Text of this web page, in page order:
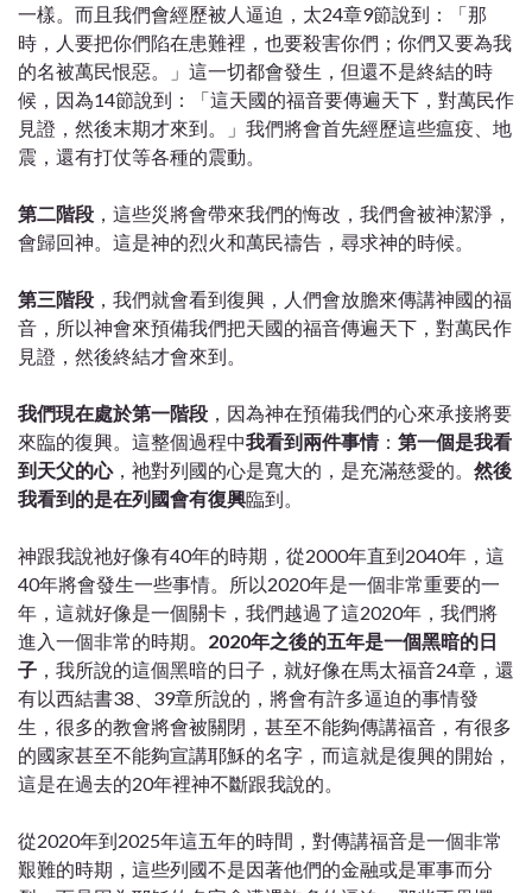
一樣。而且我們會經歷被人逼迫，太24章9節說到：「那
時，人要把你們陷在患難裡，也要殺害你們；你們又要為我
的名被萬民恨惡。」這一切都會發生，但還不是終結的時
候，因為14節說到：「這天國的福音要傳遍天下，對萬民作
見證，然後末期才來到。」我們將會首先經歷這些瘟疫、地
震，還有打仗等各種的震動。
第二階段 ，這些災將會帶來我們的悔改，我們會被神潔淨，
會歸回神。這是神的烈火和萬民禱告，尋求神的時候。
第三階段 ，我們就會看到復興，人們會放膽來傳講神國的福
音，所以神會來預備我們把天國的福音傳遍天下，對萬民作
見證，然後終結才會來到。
我們現在處於第一階段 ，因為神在預備我們的心來承接將要
來臨的復興。這整個過程中我看到兩件事情： 第一個是我看
到天父的心，祂對列國的心是寬大的，是充滿慈愛的。 然後
我看到的是在列國會有復興臨到。
神跟我說祂好像有40年的時期，從2000年直到2040年，這
40年將會發生一些事情。所以2020年是一個非常重要的一
年，這就好像是一個關卡，我們越過了這2020年，我們將
進入一個非常的時期。 2020年之後的五年是一個黑暗的日
子 ，我所說的這個黑暗的日子，就好像在馬太福音24章，還
有以西結書38、39章所說的，將會有許多逼迫的事情發
生，很多的教會將會被關閉，甚至不能夠傳講福音，有很多
的國家甚至不能夠宣講耶穌的名字，而這就是復興的開始，
這是在過去的20年裡神不斷跟我說的。
從2020年到2025年這五年的時間，對傳講福音是一個非常
艱難的時期，這些列國不是因著他們的金融或是軍事而分